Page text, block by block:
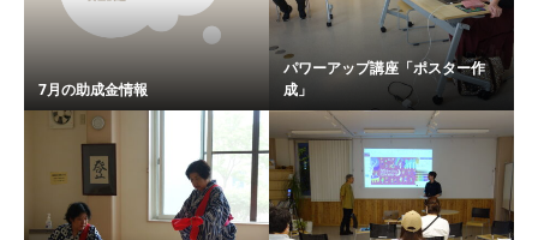
7月の助成金情報
パワーアップ講座「ポスター作
成」